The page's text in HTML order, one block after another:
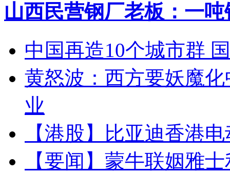
山西民营钢厂老板：一
中国再造10个城市群
黄怒波：西方要妖魔
业
【港股】
比亚迪香港
【要闻】 蒙牛联姻雅